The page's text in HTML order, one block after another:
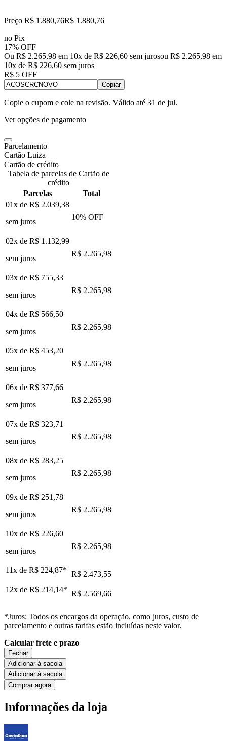
Preço R$ 1.880,76R$ 1.880,76
no Pix
17% OFF
Ou R$ 2.265,98 em 10x de R$ 226,60 sem jurosou R$ 2.265,98 em
10x de R$ 226,60 sem juros
R$ 5 OFF
Copiar
Copie o cupom e cole na revisão. Válido até 31 de jul.
Ver opções de pagamento
Parcelamento
Cartão Luiza
Cartão de crédito
Tabela de parcelas de Cartão de
crédito
Parcelas
Total
01x de R$ 2.039,38
sem juros
10% OFF
02x de R$ 1.132,99
sem juros
R$ 2.265,98
03x de R$ 755,33
sem juros
R$ 2.265,98
04x de R$ 566,50
sem juros
R$ 2.265,98
05x de R$ 453,20
sem juros
R$ 2.265,98
06x de R$ 377,66
sem juros
R$ 2.265,98
07x de R$ 323,71
sem juros
R$ 2.265,98
08x de R$ 283,25
sem juros
R$ 2.265,98
09x de R$ 251,78
sem juros
R$ 2.265,98
10x de R$ 226,60
sem juros
R$ 2.265,98
11x de R$ 224,87* R$ 2.473,55
12x de R$ 214,14* R$ 2.569,66
*Juros: Todos os encargos da operação, como juros, custo de
parcelamento e outras tarifas estão incluídas neste valor.
Calcular frete e prazo
Fechar
Adicionar à sacola
Adicionar à sacola
Comprar agora
Informações da loja